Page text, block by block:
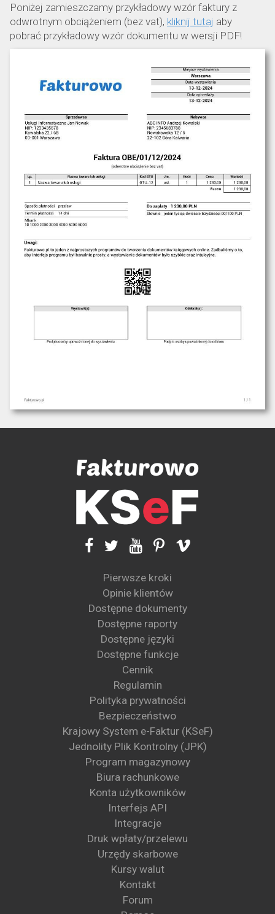
Poniżej zamieszczamy przykładowy wzór faktury z
odwrotnym obciążeniem (bez vat), kliknij tutaj aby
pobrać przykładowy wzór dokumentu w wersji PDF!
Pierwsze kroki
Opinie klientów
Dostępne dokumenty
Dostępne raporty
Dostępne języki
Dostępne funkcje
Cennik
Regulamin
Polityka prywatności
Bezpieczeństwo
Krajowy System e-Faktur (KSeF)
Jednolity Plik Kontrolny (JPK)
Program magazynowy
Biura rachunkowe
Konta użytkowników
Interfejs API
Integracje
Druk wpłaty/przelewu
Urzędy skarbowe
Kursy walut
Kontakt
Forum